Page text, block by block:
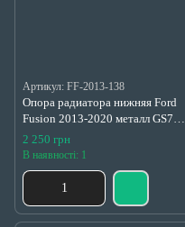
Артикул: FF-2013-138
Опора радиатора нижняя Ford
Fusion 2013-2020 металл GS7Z-
16138-A
2 250 грн
В наявності: 1